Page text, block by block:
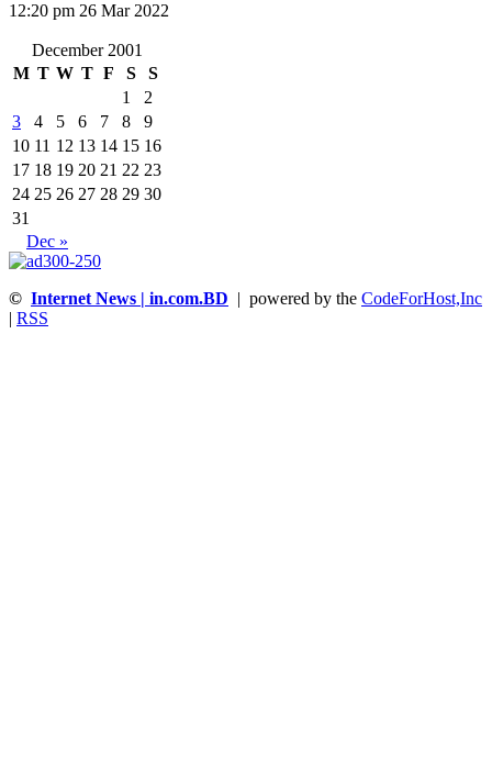
12:20 pm 26 Mar 2022
December 2001
M T W T F S
S
1
2
3
4 5 6 7 8
9
10 11 12 13 14 15 16
17 18 19 20 21 22 23
24 25 26 27 28 29 30
31
Dec »
© Internet News | in.com.BD | powered by the CodeForHost,Inc
RSS